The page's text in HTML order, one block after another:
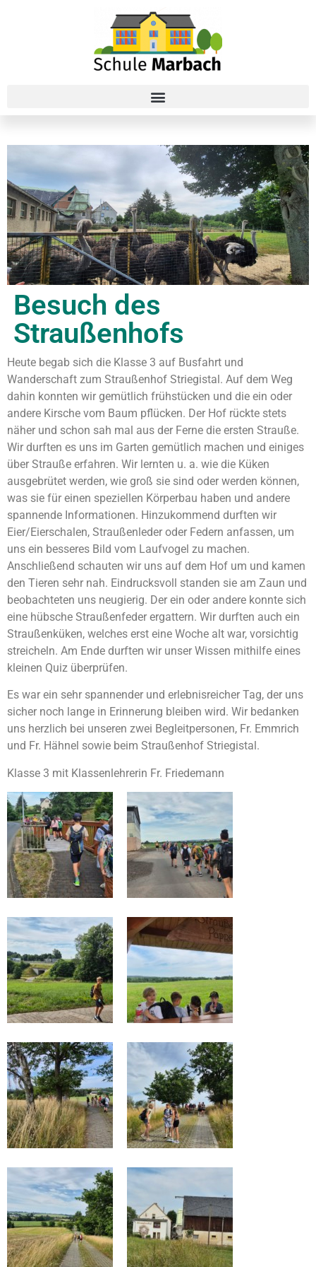
Besuch des
Straußenhofs
Heute begab sich die Klasse 3 auf Busfahrt und
Wanderschaft zum Straußenhof Striegistal. Auf dem Weg
dahin konnten wir gemütlich frühstücken und die ein oder
andere Kirsche vom Baum pflücken. Der Hof rückte stets
näher und schon sah mal aus der Ferne die ersten Strauße.
Wir durften es uns im Garten gemütlich machen und einiges
über Strauße erfahren. Wir lernten u. a. wie die Küken
ausgebrütet werden, wie groß sie sind oder werden können,
was sie für einen speziellen Körperbau haben und andere
spannende Informationen. Hinzukommend durften wir
Eier/Eierschalen, Straußenleder oder Federn anfassen, um
uns ein besseres Bild vom Laufvogel zu machen.
Anschließend schauten wir uns auf dem Hof um und kamen
den Tieren sehr nah. Eindrucksvoll standen sie am Zaun und
beobachteten uns neugierig. Der ein oder andere konnte sich
eine hübsche Straußenfeder ergattern. Wir durften auch ein
Straußenküken, welches erst eine Woche alt war, vorsichtig
streicheln. Am Ende durften wir unser Wissen mithilfe eines
kleinen Quiz überprüfen.
Es war ein sehr spannender und erlebnisreicher Tag, der uns
sicher noch lange in Erinnerung bleiben wird. Wir bedanken
uns herzlich bei unseren zwei Begleitpersonen, Fr. Emmrich
und Fr. Hähnel sowie beim Straußenhof Striegistal.
Klasse 3 mit Klassenlehrerin Fr. Friedemann